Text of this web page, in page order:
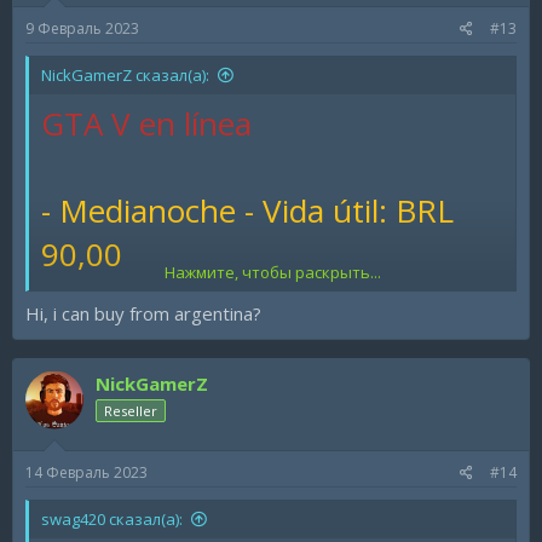
_______________________________________________
Site:https://www.zstorebrazil.com.br
Discord: NickGamerZ#0001
:
9 Февраль 2023 #13
NickGamerZ сказал(а):
GTA V en línea
- Medianoche - Vida útil: BRL
90,00
CS: IR
- Medianoche - 30 días: BRL
30,00
Нажмите, чтобы раскрыть...
Hi, i can buy from argentina?
NickGamerZ
Reseller
14 Февраль 2023 #14
swag420 сказал(а):